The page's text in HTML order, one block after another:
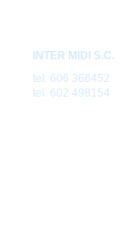
INTER MIDI S.C.
tel: 606 366452
tel: 602 498154